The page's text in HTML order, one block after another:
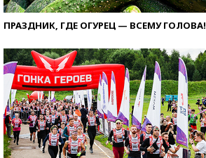
ПРАЗДНИК, ГДЕ ОГУРЕЦ — ВСЕМУ ГОЛОВА!